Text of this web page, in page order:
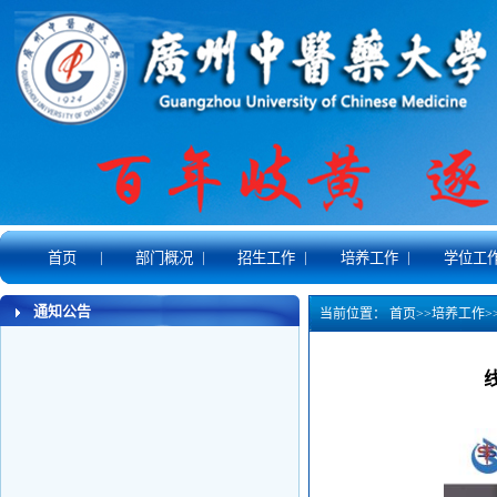
首页 | 部门概况 | 招生工作 | 培养工作 | 学位工
通知公告 当前位置： 首页>>培养工作